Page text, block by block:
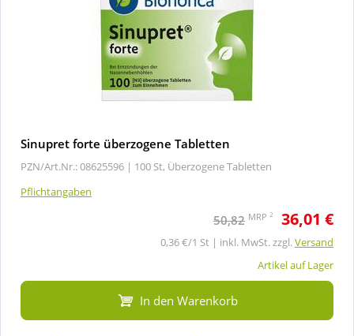
Sinupret forte überzogene Tabletten
PZN/Art.Nr.: 08625596 | 100 St, Überzogene Tabletten
Pflichtangaben
50,82 MRP 2 36,01 €
0,36 €/1 St | inkl. MwSt. zzgl.Versand
Artikel auf Lager
In den Warenkorb